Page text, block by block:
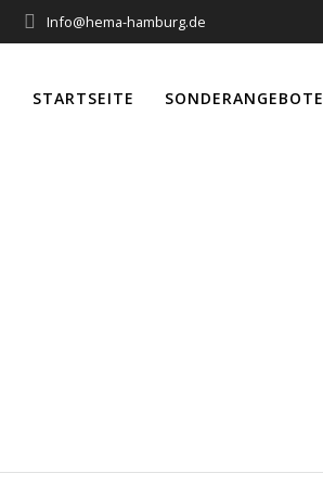
Info@hema-hamburg.de
STARTSEITE SONDERANGEBOTE